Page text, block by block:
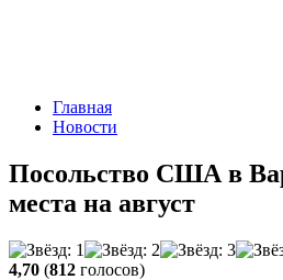
Главная
Новости
Посольство США в
места на август
4,70 (812 голосов)